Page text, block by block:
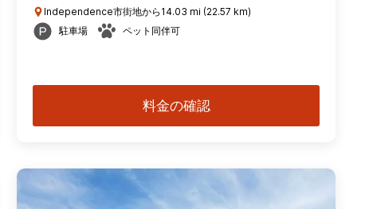
Independence市街地から14.03 mi (22.57 km)
駐車場
ペット同伴可
料金の確認